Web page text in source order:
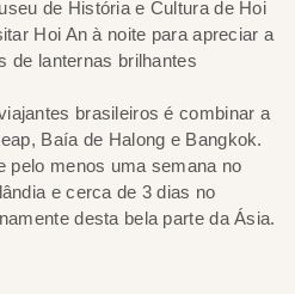
de História e Cultura de Hoi
Hoi An à noite para apreciar a
de lanternas brilhantes
brasileiros é combinar a
Baía de Halong e Bangkok.
pelo menos uma semana no
e cerca de 3 dias no
desta bela parte da Ásia.